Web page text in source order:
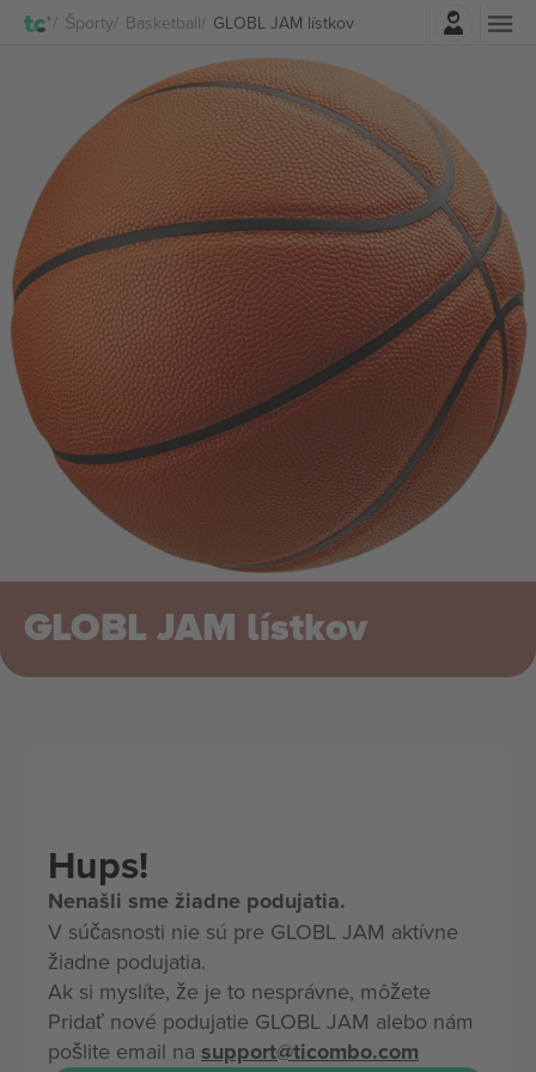
Športy Basketball GLOBL JAM lístkov
Prihlásenie
GLOBL JAM lístkov
Hups!
Nenašli sme žiadne podujatia.
V súčasnosti nie sú pre GLOBL JAM aktívne
žiadne podujatia.
Ak si myslíte, že je to nesprávne, môžete
Pridať nové podujatie GLOBL JAM alebo nám
pošlite email na support@ticombo.com